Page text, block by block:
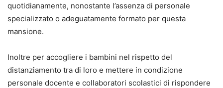
quotidianamente, nonostante l’assenza di personale
specializzato o adeguatamente formato per questa
mansione.
Inoltre per accogliere i bambini nel rispetto del
distanziamento tra di loro e mettere in condizione
personale docente e collaboratori scolastici di rispondere